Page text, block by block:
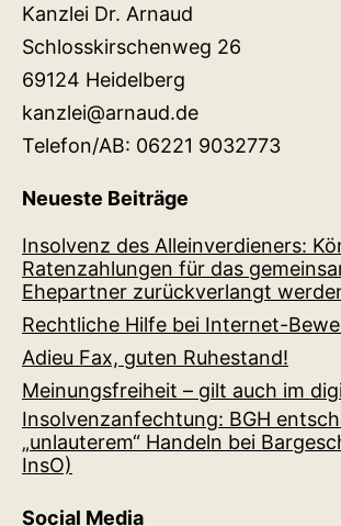
Kanzlei Dr. Arnaud
Schlosskirschenweg 26
69124 Heidelberg
kanzlei@arnaud.de
Telefon/AB: 06221 9032773
Neueste Beiträge
Insolvenz des Alleinverdieners:
Ratenzahlungen für das
Ehepartner zurückverlangt
Rechtliche Hilfe bei Internet-
Adieu Fax, guten Ruhestand!
Meinungsfreiheit – gilt auch im
Insolvenzanfechtung: BGH
„unlauterem“ Handeln bei
InsO)
Social Media